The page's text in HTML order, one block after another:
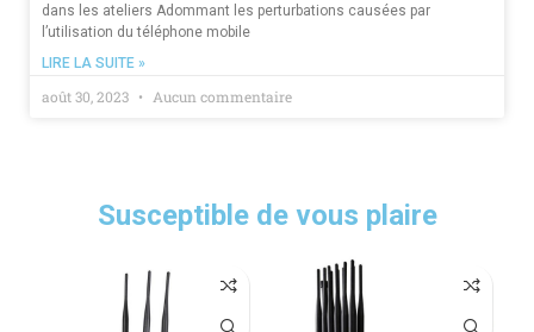
dans les ateliers Adommant les perturbations causées par
l’utilisation du téléphone mobile
LIRE LA SUITE »
août 30, 2023 Aucun commentaire
Susceptible de vous plaire